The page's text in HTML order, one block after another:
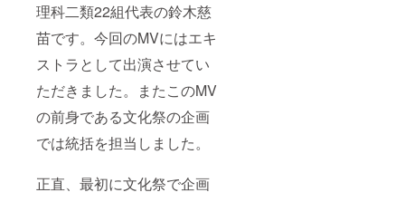
理科二類22組代表の鈴木慈
苗です。今回のMVにはエキ
ストラとして出演させてい
ただきました。またこのMV
の前身である文化祭の企画
では統括を担当しました。
正直、最初に文化祭で企画